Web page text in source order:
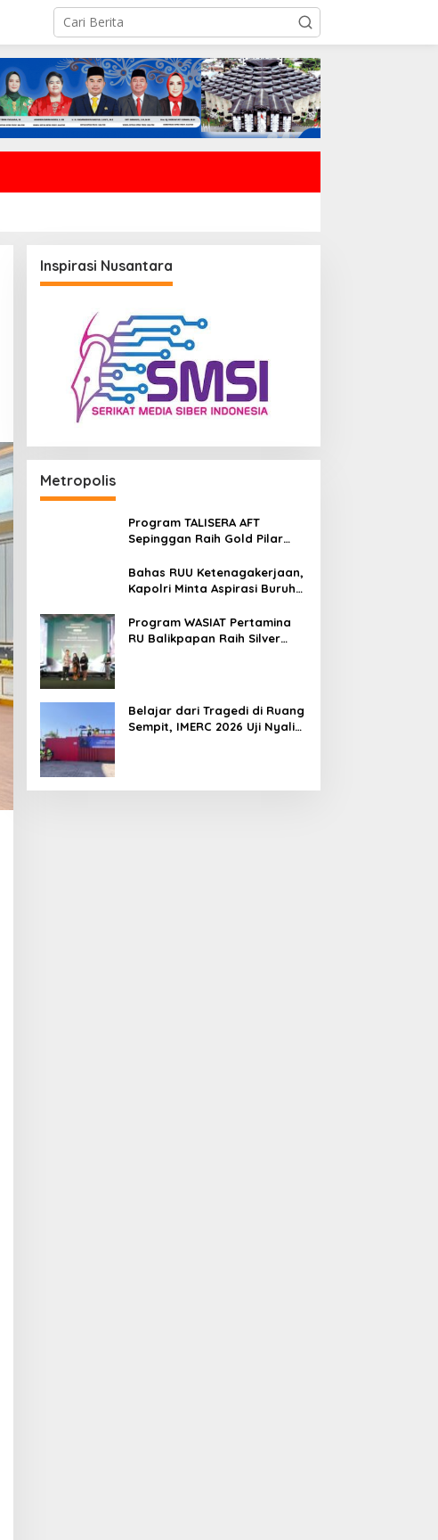
Inspirasi Nusantara
Metropolis
Program TALISERA AFT
Sepinggan Raih Gold Pilar
2026
Bahas RUU Ketenagakerjaan,
Kapolri Minta Aspirasi Buruh
Program WASIAT Pertamina
RU Balikpapan Raih Silver
Belajar dari Tragedi di Ruang
Sempit, IMERC 2026 Uji Nyali